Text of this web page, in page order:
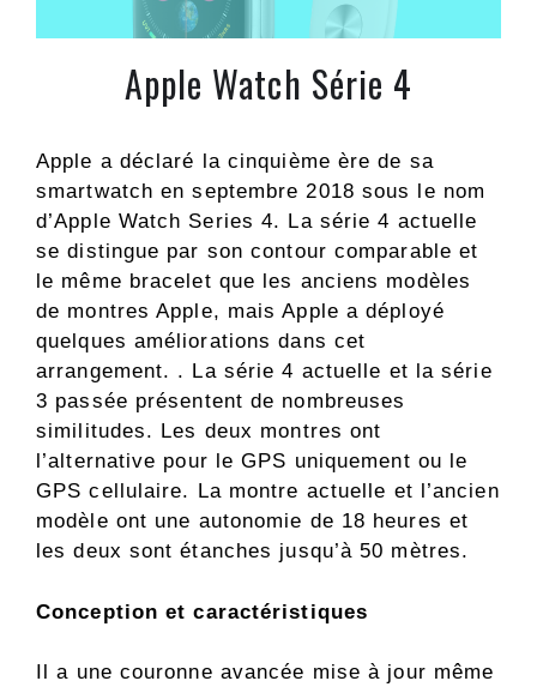
Apple Watch Série 4
Apple a déclaré la cinquième ère de sa
smartwatch en septembre 2018 sous le nom
d’Apple Watch Series 4. La série 4 actuelle
se distingue par son contour comparable et
le même bracelet que les anciens modèles
de montres Apple, mais Apple a déployé
quelques améliorations dans cet
arrangement. . La série 4 actuelle et la série
3 passée présentent de nombreuses
similitudes. Les deux montres ont
l’alternative pour le GPS uniquement ou le
GPS cellulaire. La montre actuelle et l’ancien
modèle ont une autonomie de 18 heures et
les deux sont étanches jusqu’à 50 mètres.
Conception et caractéristiques
Il a une couronne avancée mise à jour même